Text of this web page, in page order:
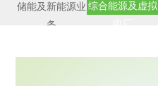
储能及新能源业
务
综合能源及虚拟